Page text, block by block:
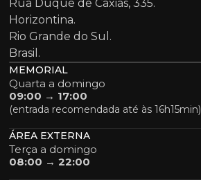
Rua Duque de Caxias, 335.
Horizontina.
Rio Grande do Sul.
Brasil.
MEMORIAL
Quarta a domingo
09:00 → 17:00
(entrada recomendada até às 16h15min)
ÁREA EXTERNA
Terça a domingo
08:00 → 22:00